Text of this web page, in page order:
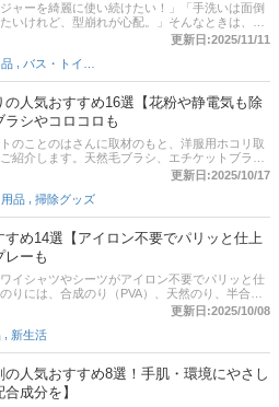
ャーを綺麗に使い続けたい！」「手洗いは面倒
いけれど、型崩れが心配。」そんなときは、ブ
ットを使って洗濯機で洗濯しましょう。デリケ
型崩れやほつれなどを防ぐには欠かせないアイ
は、ブラジャー用洗濯ネットの選び方とおすす
。大きいサイズのブラジャーに対応したもの、
デザインもありますよ。記事後半には、
イトの最新人気ランキングのリンク、ブラジャ
方法も解説します。ぜひ記事を参考にして、大
る洗濯ネットを見つけてくださいね。
更新日:2025/11/11
の人気おすすめ16選【花粉や静電気も除
シやコロコロも
のことのはさんに取材のもと、洋服用ホコリ取
紹介します。天然毛ブラシ、エチケットブラ
イプに分けて紹介するので、各タイプの特徴を
で、ウールやカシミヤなど衣類の素材に合わせ
洋服用ホコリ取りを上手に活用して、お気に入
ましょう！ 記事後半には比較一覧表、通販サイ
ンキングのリンクもあるので、売れ筋や口コミ
い。
更新日:2025/10/17
用品 掃除グッズ
すめ14選【アイロン不要でパリッと仕上
レーも
イシャツやシーツがアイロン不要でパリッと仕
りには、合成のり（PVA）、天然のり、半合成
それぞれのメリット・デメリットを踏まえて選
こでこの記事では、洗濯のりの選び方と、スプ
入れて使えるタイプなどのおすすめ商品をご紹
後半では、洗濯のりの使い方や通販サイトの人
チェックできます。気になる方は、ぜひ最後ま
更新日:2025/10/08
新生活
人気おすすめ8選！手肌・環境にやさし
成分を】